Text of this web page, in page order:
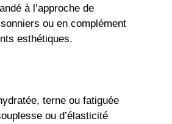
à l’approche de
ou en complément
esthétiques.
terne ou fatiguée
ou d’élasticité